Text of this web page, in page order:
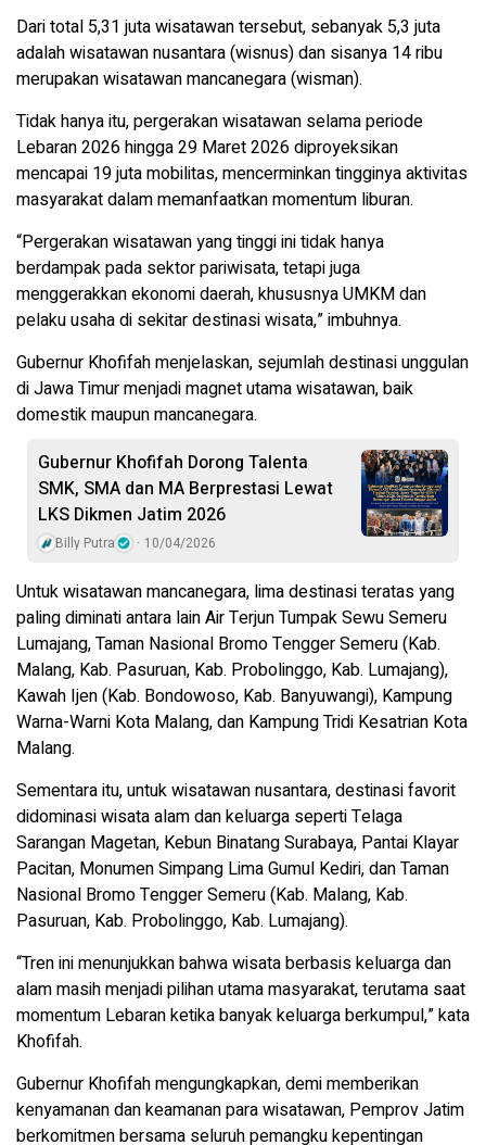
Dari total 5,31 juta wisatawan tersebut, sebanyak 5,3 juta
adalah wisatawan nusantara (wisnus) dan sisanya 14 ribu
merupakan wisatawan mancanegara (wisman).
Tidak hanya itu, pergerakan wisatawan selama periode
Lebaran 2026 hingga 29 Maret 2026 diproyeksikan
mencapai 19 juta mobilitas, mencerminkan tingginya aktivitas
masyarakat dalam memanfaatkan momentum liburan.
“Pergerakan wisatawan yang tinggi ini tidak hanya
berdampak pada sektor pariwisata, tetapi juga
menggerakkan ekonomi daerah, khususnya UMKM dan
pelaku usaha di sekitar destinasi wisata,” imbuhnya.
Gubernur Khofifah menjelaskan, sejumlah destinasi unggulan
di Jawa Timur menjadi magnet utama wisatawan, baik
domestik maupun mancanegara.
Gubernur Khofifah Dorong Talenta
SMK, SMA dan MA Berprestasi Lewat
LKS Dikmen Jatim 2026
Billy Putra 10/04/2026
Untuk wisatawan mancanegara, lima destinasi teratas yang
paling diminati antara lain Air Terjun Tumpak Sewu Semeru
Lumajang, Taman Nasional Bromo Tengger Semeru (Kab.
Malang, Kab. Pasuruan, Kab. Probolinggo, Kab. Lumajang),
Kawah Ijen (Kab. Bondowoso, Kab. Banyuwangi), Kampung
Warna-Warni Kota Malang, dan Kampung Tridi Kesatrian Kota
Malang.
Sementara itu, untuk wisatawan nusantara, destinasi favorit
didominasi wisata alam dan keluarga seperti Telaga
Sarangan Magetan, Kebun Binatang Surabaya, Pantai Klayar
Pacitan, Monumen Simpang Lima Gumul Kediri, dan Taman
Nasional Bromo Tengger Semeru (Kab. Malang, Kab.
Pasuruan, Kab. Probolinggo, Kab. Lumajang).
“Tren ini menunjukkan bahwa wisata berbasis keluarga dan
alam masih menjadi pilihan utama masyarakat, terutama saat
momentum Lebaran ketika banyak keluarga berkumpul,” kata
Khofifah.
Gubernur Khofifah mengungkapkan, demi memberikan
kenyamanan dan keamanan para wisatawan, Pemprov Jatim
berkomitmen bersama seluruh pemangku kepentingan